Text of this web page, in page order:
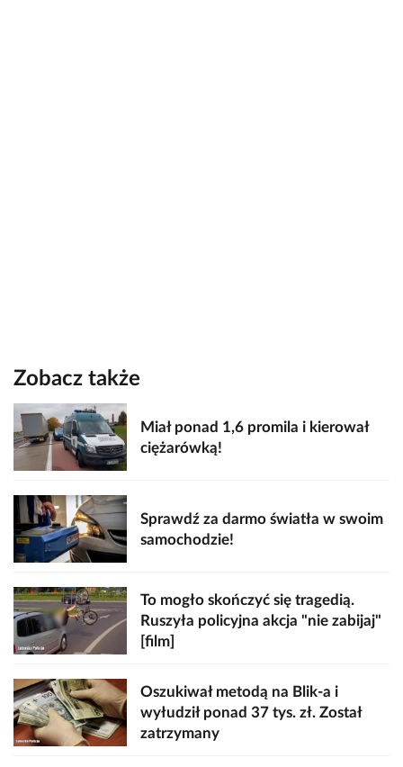
Zobacz także
Miał ponad 1,6 promila i kierował
ciężarówką!
Sprawdź za darmo światła w swoim
samochodzie!
To mogło skończyć się tragedią.
Ruszyła policyjna akcja "nie zabijaj"
[film]
Oszukiwał metodą na Blik-a i
wyłudził ponad 37 tys. zł. Został
zatrzymany